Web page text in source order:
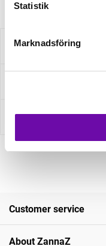
Statistik
Marknadsföring
Description
Reviews
Customer service
About ZannaZ